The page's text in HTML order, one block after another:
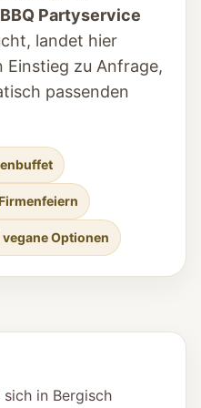
Partyservice
landet hier
Einstieg zu Anfrage,
passenden
Optionen
sich in Bergisch